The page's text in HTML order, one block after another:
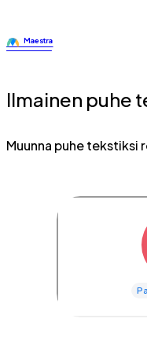
Ilmainen puhe
Muunna puhe tekstiksi